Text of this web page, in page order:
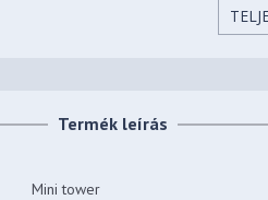
1 dbTermék leírás
Mini tower